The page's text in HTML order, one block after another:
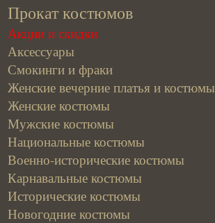
Прокат костюмов
Акции и скидки
Аксессуары
Смокинги и фраки
Женские вечерние платья и костюмы
Женские костюмы
Мужские костюмы
Национальные костюмы
Военно-исторические костюмы
Карнавальные костюмы
Исторические костюмы
Новогодние костюмы